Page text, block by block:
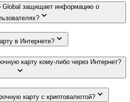
Global защищает информацию о
в Интернете?
карту кому-либо через Интернет?
карту с криптовалютой?